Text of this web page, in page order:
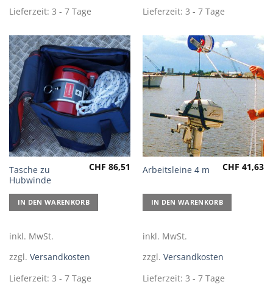
Lieferzeit: 3 - 7 Tage
Lieferzeit: 3 - 7 Tage
Tasche zu
Hubwinde
CHF 86,51
IN DEN WARENKORB
inkl. MwSt.
zzgl. Versandkosten
Lieferzeit: 3 - 7 Tage
Arbeitsleine 4 m CHF 41,63
IN DEN WARENKORB
inkl. MwSt.
zzgl. Versandkosten
Lieferzeit: 3 - 7 Tage